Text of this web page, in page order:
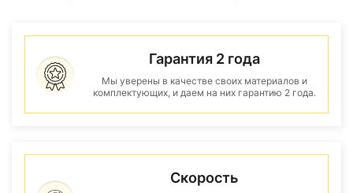
Гарантия 2 года
Мы уверены в качестве своих материалов и
комплектующих, и даем на них гарантию 2 года.
Скорость